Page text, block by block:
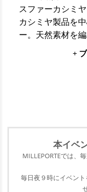
スファーカシミ
カシミヤ製品を
ー。天然素材を
テクニックを用
ワンピースやコ
+
本イベ
MILLEPORTEでは、
毎日夜９時にイベン